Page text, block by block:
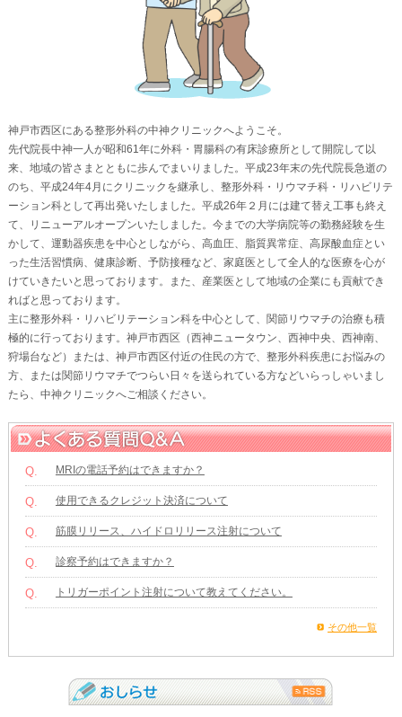
神戸市西区にある整形外科の中神クリニックへようこそ。
先代院長中神一人が昭和61年に外科・胃腸科の有床診療所として開院して以
来、地域の皆さまとともに歩んでまいりました。平成23年末の先代院長急逝の
のち、平成24年4月にクリニックを継承し、整形外科・リウマチ科・リハビリテ
ーション科として再出発いたしました。平成26年２月には建て替え工事も終え
て、リニューアルオープンいたしました。今までの大学病院等の勤務経験を生
かして、運動器疾患を中心としながら、高血圧、脂質異常症、高尿酸血症とい
った生活習慣病、健康診断、予防接種など、家庭医として全人的な医療を心が
けていきたいと思っております。また、産業医として地域の企業にも貢献でき
ればと思っております。
主に整形外科・リハビリテーション科を中心として、関節リウマチの治療も積
極的に行っております。神戸市西区（西神ニュータウン、西神中央、西神南、
狩場台など）または、神戸市西区付近の住民の方で、整形外科疾患にお悩みの
方、または関節リウマチでつらい日々を送られている方などいらっしゃいまし
たら、中神クリニックへご相談ください。
Q. MRIの電話予約はできますか？
Q. 使用できるクレジット決済について
Q. 筋膜リリース、ハイドロリリース注射について
Q. 診察予約はできますか？
Q. トリガーポイント注射について教えてください。
その他一覧